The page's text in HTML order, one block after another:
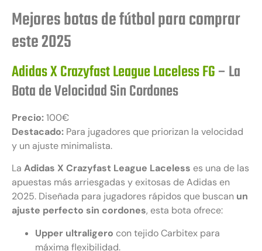
Mejores botas de fútbol para comprar
este 2025
Adidas X Crazyfast League Laceless FG– La
Bota de Velocidad Sin Cordones
Precio:100€
Destacado: Para jugadores que priorizan la velocidad
y un ajuste minimalista.
La Adidas X Crazyfast League Laceless es una de las
apuestas más arriesgadas y exitosas de Adidas en
2025. Diseñada para jugadores rápidos que buscan un
ajuste perfecto sin cordones, esta bota ofrece:
Upper ultraligero con tejido Carbitex para
máxima flexibilidad.